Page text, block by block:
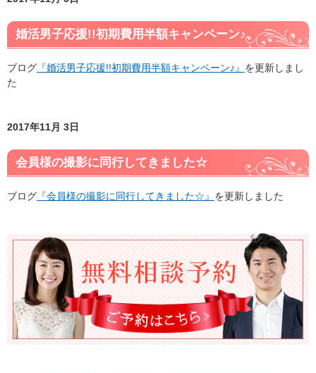
婚活男子応援!!初期費用半額キャンペーン♪
ブログ 『婚活男子応援!!初期費用半額キャンペーン♪』 を更新しまし
た
2017年11月 3日
会員様の撮影に同行してきました☆
ブログ 『会員様の撮影に同行してきました☆』 を更新しました